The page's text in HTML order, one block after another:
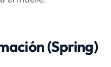
(Spring)